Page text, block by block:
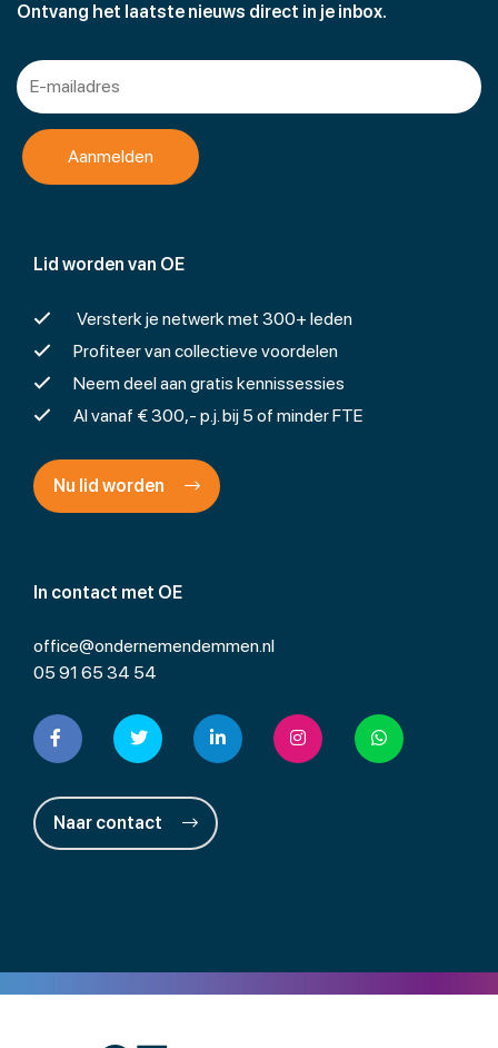
In contact met OE
office@ondernemendemmen.nl
05 91 65 34 54
Naar contact
Lid worden van OE
Versterk je netwerk met 300+ leden
Profiteer van collectieve voordelen
Neem deel aan gratis kennissessies
Al vanaf € 300,- p.j. bij 5 of minder FTE
Nu lid worden
Ontvang het laatste nieuws direct in je inbox.